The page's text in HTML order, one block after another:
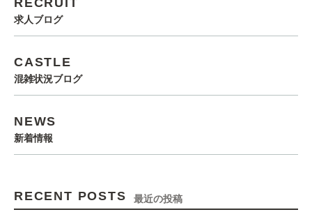
RECRUIT
求人ブログ
CASTLE
混雑状況ブログ
NEWS
新着情報
RECENT POSTS 最近の投稿